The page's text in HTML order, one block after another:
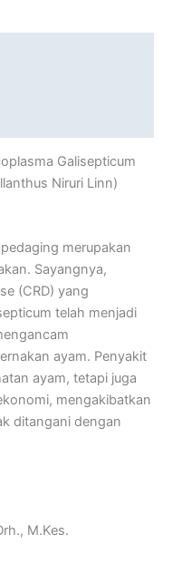
Galisepticum
Niruri Linn)
merupakan
Sayangnya,
(CRD) yang
telah menjadi
ayam. Penyakit
ayam, tetapi juga
mengakibatkan
ditangani dengan
M.Kes.